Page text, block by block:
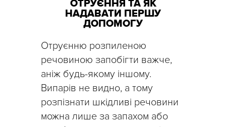
ОТРУЄННЯ ТА ЯК
НАДАВАТИ ПЕРШУ
ДОПОМОГУ
Отруєнню розпиленою
речовиною запобігти важче,
аніж будь-якому іншому.
Випарів не видно, а тому
розпізнати шкідливі речовини
можна лише за запахом або